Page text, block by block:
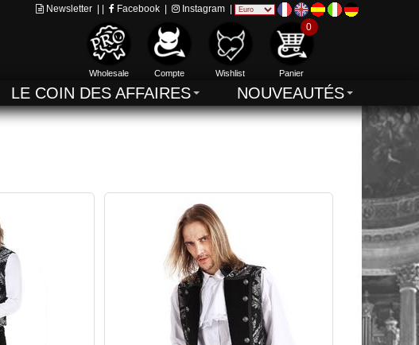
Newsletter Facebook Instagram
Wholesale Compte Wishlist
0
Panier
LE COIN DES AFFAIRES NOUVEAUTÉS